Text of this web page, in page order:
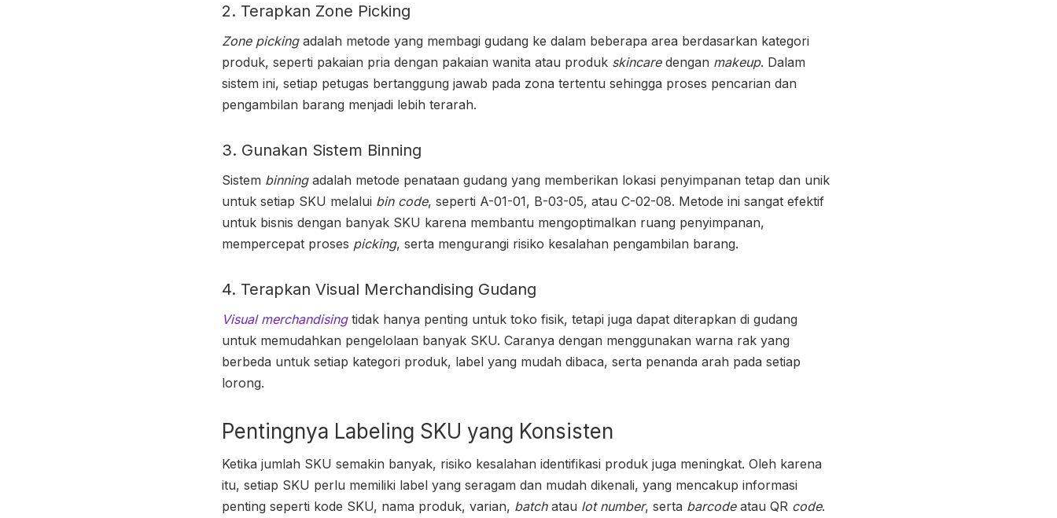
2. Terapkan Zone Picking
Zone pickingadalah metode yang membagi gudang ke dalam beberapa area berdasarkan kategori
produk, seperti pakaian pria dengan pakaian wanita atau produk skincaredengan makeup. Dalam
sistem ini, setiap petugas bertanggung jawab pada zona tertentu sehingga proses pencarian dan
pengambilan barang menjadi lebih terarah.
3. Gunakan Sistem Binning
Sistem binningadalah metode penataan gudang yang memberikan lokasi penyimpanan tetap dan unik
untuk setiap SKU melalui bin code, seperti A-01-01, B-03-05, atau C-02-08. Metode ini sangat efektif
untuk bisnis dengan banyak SKU karena membantu mengoptimalkan ruang penyimpanan,
mempercepat proses picking, serta mengurangi risiko kesalahan pengambilan barang.
4. Terapkan Visual Merchandising Gudang
Visual merchandisingtidak hanya penting untuk toko fisik, tetapi juga dapat diterapkan di gudang
untuk memudahkan pengelolaan banyak SKU. Caranya dengan menggunakan warna rak yang
berbeda untuk setiap kategori produk, label yang mudah dibaca, serta penanda arah pada setiap
lorong.
Pentingnya Labeling SKU yang Konsisten
Ketika jumlah SKU semakin banyak, risiko kesalahan identifikasi produk juga meningkat. Oleh karena
itu, setiap SKU perlu memiliki label yang seragam dan mudah dikenali, yang mencakup informasi
penting seperti kode SKU, nama produk, varian, batchatau lot number, serta barcodeatau QR code.